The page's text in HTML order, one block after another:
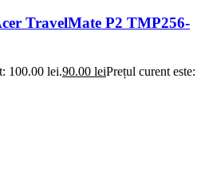
TravelMate P2 TMP256-
100.00 lei.90.00 leiPrețul curent este: